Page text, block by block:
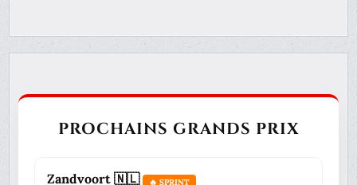
PROCHAINS GRANDS PRIX
Zandvoort 🇳🇱 🔥 SPRINT